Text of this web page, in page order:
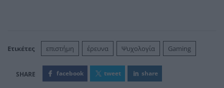
Ετικέτες επιστήμη έρευνα Ψυχολογία Gaming
facebook tweet share